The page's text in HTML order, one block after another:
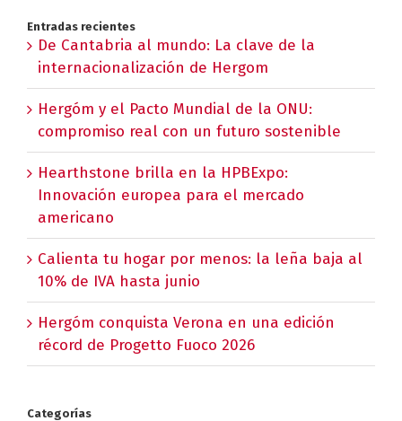
Entradas recientes
De Cantabria al mundo: La clave de la
internacionalización de Hergom
Hergóm y el Pacto Mundial de la ONU:
compromiso real con un futuro sostenible
Hearthstone brilla en la HPBExpo:
Innovación europea para el mercado
americano
Calienta tu hogar por menos: la leña baja al
10% de IVA hasta junio
Hergóm conquista Verona en una edición
récord de Progetto Fuoco 2026
Categorías